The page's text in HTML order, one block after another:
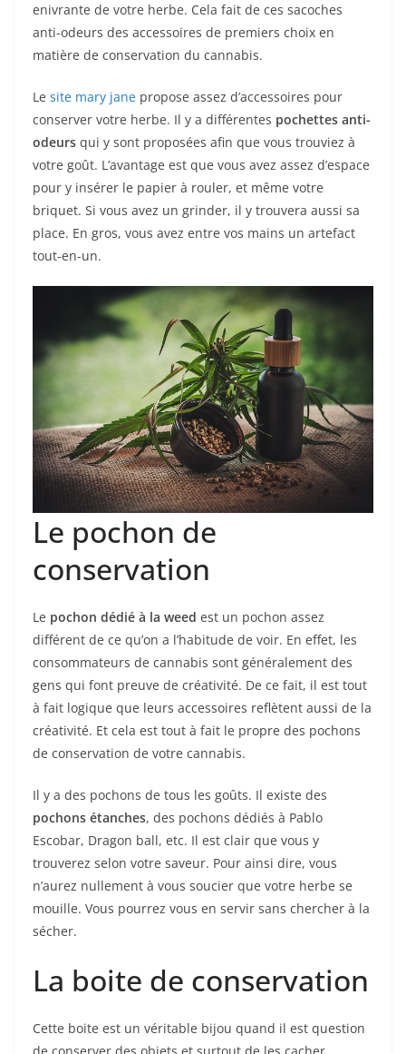
enivrante de votre herbe. Cela fait de ces sacoches
anti-odeurs des accessoires de premiers choix en
matière de conservation du cannabis.
Le site mary jane propose assez d’accessoires pour
conserver votre herbe. Il y a différentes pochettes anti-
odeurs qui y sont proposées afin que vous trouviez à
votre goût. L’avantage est que vous avez assez d’espace
pour y insérer le papier à rouler, et même votre
briquet. Si vous avez un grinder, il y trouvera aussi sa
place. En gros, vous avez entre vos mains un artefact
tout-en-un.
Le pochon de
conservation
Le pochon dédié à la weed est un pochon assez
différent de ce qu’on a l’habitude de voir. En effet, les
consommateurs de cannabis sont généralement des
gens qui font preuve de créativité. De ce fait, il est tout
à fait logique que leurs accessoires reflètent aussi de la
créativité. Et cela est tout à fait le propre des pochons
de conservation de votre cannabis.
Il y a des pochons de tous les goûts. Il existe des
pochons étanches, des pochons dédiés à Pablo
Escobar, Dragon ball, etc. Il est clair que vous y
trouverez selon votre saveur. Pour ainsi dire, vous
n’aurez nullement à vous soucier que votre herbe se
mouille. Vous pourrez vous en servir sans chercher à la
sécher.
La boite de conservation
Cette boite est un véritable bijou quand il est question